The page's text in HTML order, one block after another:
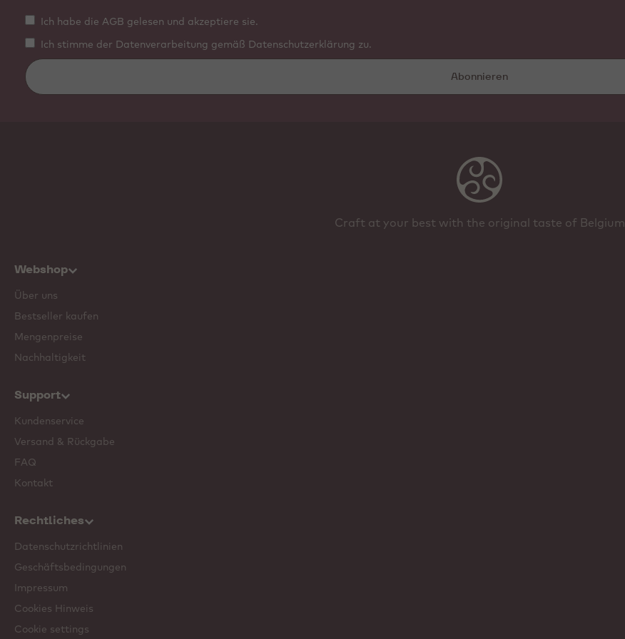
Ich habe die AGB gelesen und akzeptiere sie.
Ich stimme der Datenverarbeitung gemäß Datenschutzerklärung zu.
Abonnieren
Craft at your best with the original taste of Belgium
Webshop
Über uns
Bestseller kaufen
Mengenpreise
Nachhaltigkeit
Support
Kundenservice
Versand & Rückgabe
FAQ
Kontakt
Rechtliches
Datenschutzrichtlinien
Geschäftsbedingungen
Impressum
Cookies Hinweis
Cookie settings